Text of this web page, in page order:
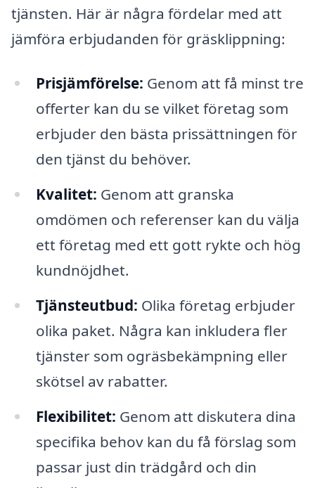
tjänsten. Här är några fördelar med att
jämföra erbjudanden för gräsklippning:
Prisjämförelse: Genom att få minst tre
offerter kan du se vilket företag som
erbjuder den bästa prissättningen för
den tjänst du behöver.
Kvalitet: Genom att granska
omdömen och referenser kan du välja
ett företag med ett gott rykte och hög
kundnöjdhet.
Tjänsteutbud: Olika företag erbjuder
olika paket. Några kan inkludera fler
tjänster som ogräsbekämpning eller
skötsel av rabatter.
Flexibilitet: Genom att diskutera dina
specifika behov kan du få förslag som
passar just din trädgård och din